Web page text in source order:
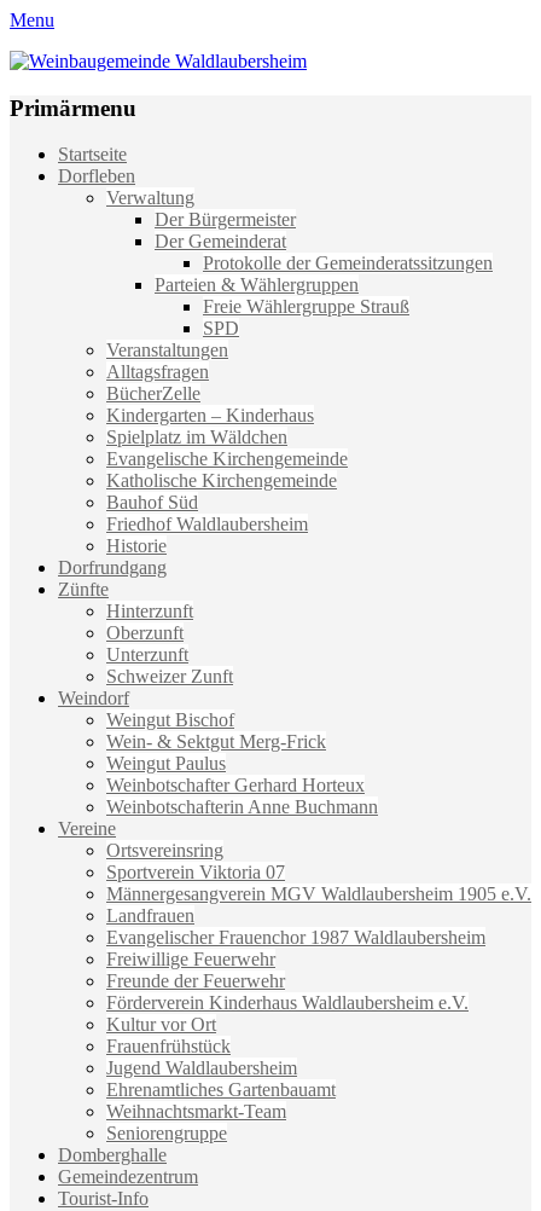
Menu
Weinbaugemeinde Waldlaubersheim
Primärmenu
Weiter
zum
Startseite
Dorfleben
Verwaltung
Der Bürgermeister
Der Gemeinderat
Protokolle der Gemeinderatssitzungen
Parteien & Wählergruppen
Freie Wählergruppe Strauß
SPD
Veranstaltungen
Alltagsfragen
BücherZelle
Kindergarten – Kinderhaus
Spielplatz im Wäldchen
Evangelische Kirchengemeinde
Katholische Kirchengemeinde
Bauhof Süd
Friedhof Waldlaubersheim
Historie
Dorfrundgang
Zünfte
Hinterzunft
Oberzunft
Unterzunft
Schweizer Zunft
Weindorf
Weingut Bischof
Wein- & Sektgut Merg-Frick
Weingut Paulus
Weinbotschafter Gerhard Horteux
Weinbotschafterin Anne Buchmann
Vereine
Ortsvereinsring
Sportverein Viktoria 07
Männergesangverein MGV Waldlaubersheim 1905 e.V.
Landfrauen
Evangelischer Frauenchor 1987 Waldlaubersheim
Freiwillige Feuerwehr
Freunde der Feuerwehr
Förderverein Kinderhaus Waldlaubersheim e.V.
Kultur vor Ort
Frauenfrühstück
Jugend Waldlaubersheim
Ehrenamtliches Gartenbauamt
Weihnachtsmarkt-Team
Seniorengruppe
Domberghalle
Gemeindezentrum
Tourist-Info